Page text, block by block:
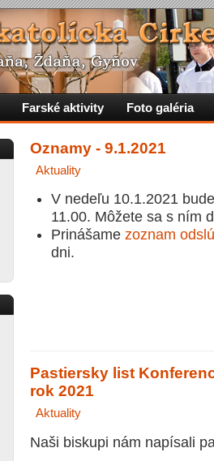
Oznamy - 9.1.2021
Aktuality
V nedeľu 10.1.2021
11.00. Môžete sa s ním
Prinášamezoznam
dni.
Pastiersky list
rok 2021
Aktuality
Naši biskupi nám napísali
Farské aktivity Foto galéria